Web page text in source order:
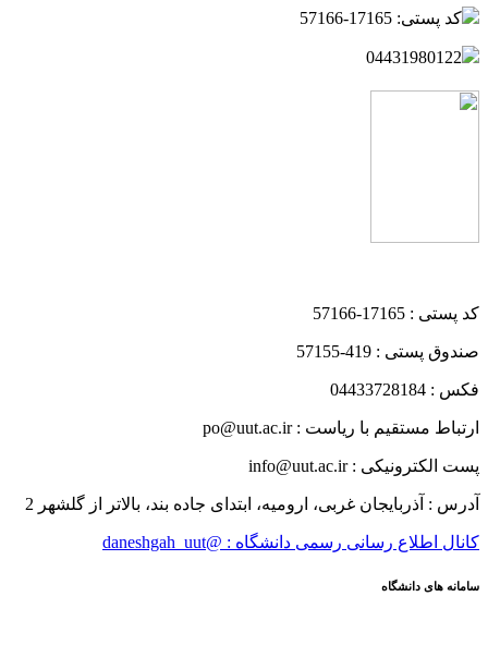
کد پستی: 17165-57166
04431980122
کد پستی : 17165-57166
صندوق پستی : 419-57155
فکس : 04433728184
ارتباط مستقیم با ریاست : po@uut.ac.ir
پست الکترونیکی : info@uut.ac.ir
آدرس : آذربایجان غربی، ارومیه، ابتدای جاده بند، بالاتر از گلشهر 2
کانال اطلاع رسانی رسمی دانشگاه : @daneshgah_uut
سامانه های دانشگاه